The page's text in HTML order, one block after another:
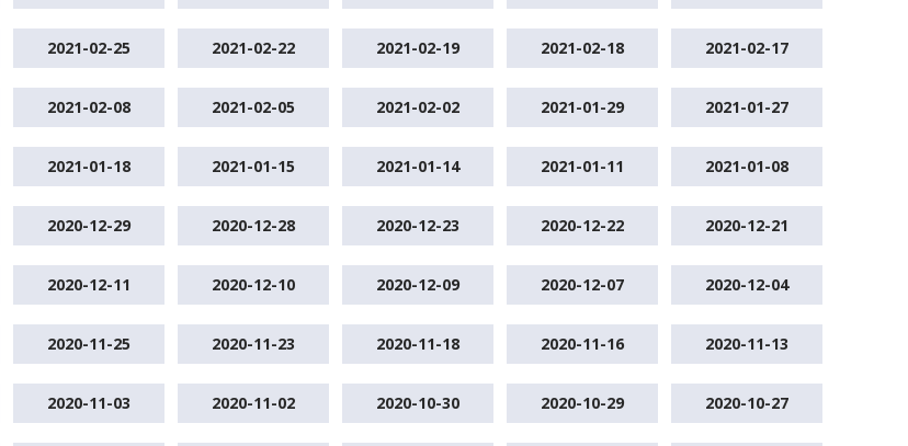
2021-02-25 2021-02-22 2021-02-19 2021-02-18 2021-02-17
2021-02-08 2021-02-05 2021-02-02 2021-01-29 2021-01-27
2021-01-18 2021-01-15 2021-01-14 2021-01-11 2021-01-08
2020-12-29 2020-12-28 2020-12-23 2020-12-22 2020-12-21
2020-12-11 2020-12-10 2020-12-09 2020-12-07 2020-12-04
2020-11-25 2020-11-23 2020-11-18 2020-11-16 2020-11-13
2020-11-03 2020-11-02 2020-10-30 2020-10-29 2020-10-27